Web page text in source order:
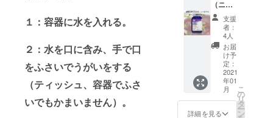
１：容器に水を入れる。
２：水を口に含み、手で口
をふさいでうがいをする
（ティッシュ、容器でふさ
いでもかまいません）。
康・美
容との
かかわ
りを紹
介した
本。 Dr.
Taizo S-
トゥー
スペー
ストも
２本つ
世界で
初めて
使用し
た歯磨
き粉。
虫歯
菌、口
内炎、
口腔内
の傷、
歯肉の
引き締
（ニコ
チン酸
アミド
モノヌ
クレオ
ド） 1
本*** 老
化は、
がん、
糖尿
病、心
支援
者：
4人
お届
け予
定：
2021
年01
月
詳細を見る
こ
の
リ
タ
ー
ン